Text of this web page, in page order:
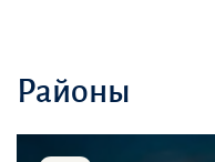
Районы